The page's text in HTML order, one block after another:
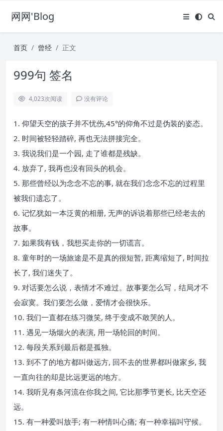
网网'Blog
首页 曾经 正文
999句 签名
4,023次阅读 没有评论
1. 仰望天空的孩子并不忧伤,45°的仰角不过是伪装的姿态。
2. 时间被轻轻踏碎, 再也无法拼接完全。
3. 我说我们是一个园, 走了谁都是残缺。
4. 放弃了, 我再也没有回头的机会。
5. 那些曾经以为念念不忘的事, 就在我们念念不忘的过程里
被我们遗忘了。
6. 记忆犹如一本泛黄的相册, 无声的诉说着那些已经老去的
故事。
7. 如果我有钱，我想买走你的一切谎言。
8. 童年时的一场旅途是不是真的很短暂, 距离缩短了, 时间拉
长了, 我们迷失了。
9. 对话要怎么说，表情才不难过。故事要怎么写，结局才不
会寂寞。我们要怎么做，爱情才会很快乐。
10. 我们一直都在练习微笑, 终于变成不敢哭的人。
11. 遇见一场烟火的表演, 用一场轮回的时间。
12. 每段关系到最后都是孤独。
13. 到不了的地方都叫做远方, 回不去的世界都叫做家乡, 我
一直向往的却是比远更远的地方。
14. 我听见有条河流在你我之间, 它比那季节更长, 比天空还
远。
15. 有一种爱叫放手; 有一种情叫心痛; 有一种幸福叫守候。